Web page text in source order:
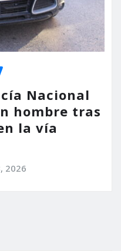
Nacional
hombre tras
la vía
2026